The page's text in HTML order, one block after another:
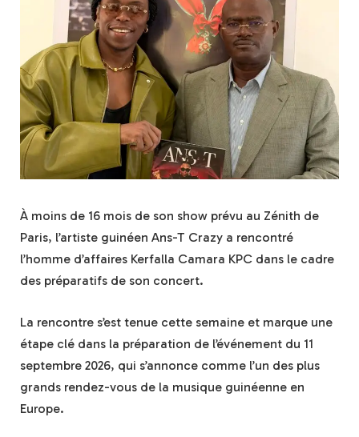
À moins de 16 mois de son show prévu au Zénith de
Paris, l’artiste guinéen Ans-T Crazy a rencontré
l’homme d’affaires Kerfalla Camara KPC dans le cadre
des préparatifs de son concert.
La rencontre s’est tenue cette semaine et marque une
étape clé dans la préparation de l’événement du 11
septembre 2026, qui s’annonce comme l’un des plus
grands rendez-vous de la musique guinéenne en
Europe.